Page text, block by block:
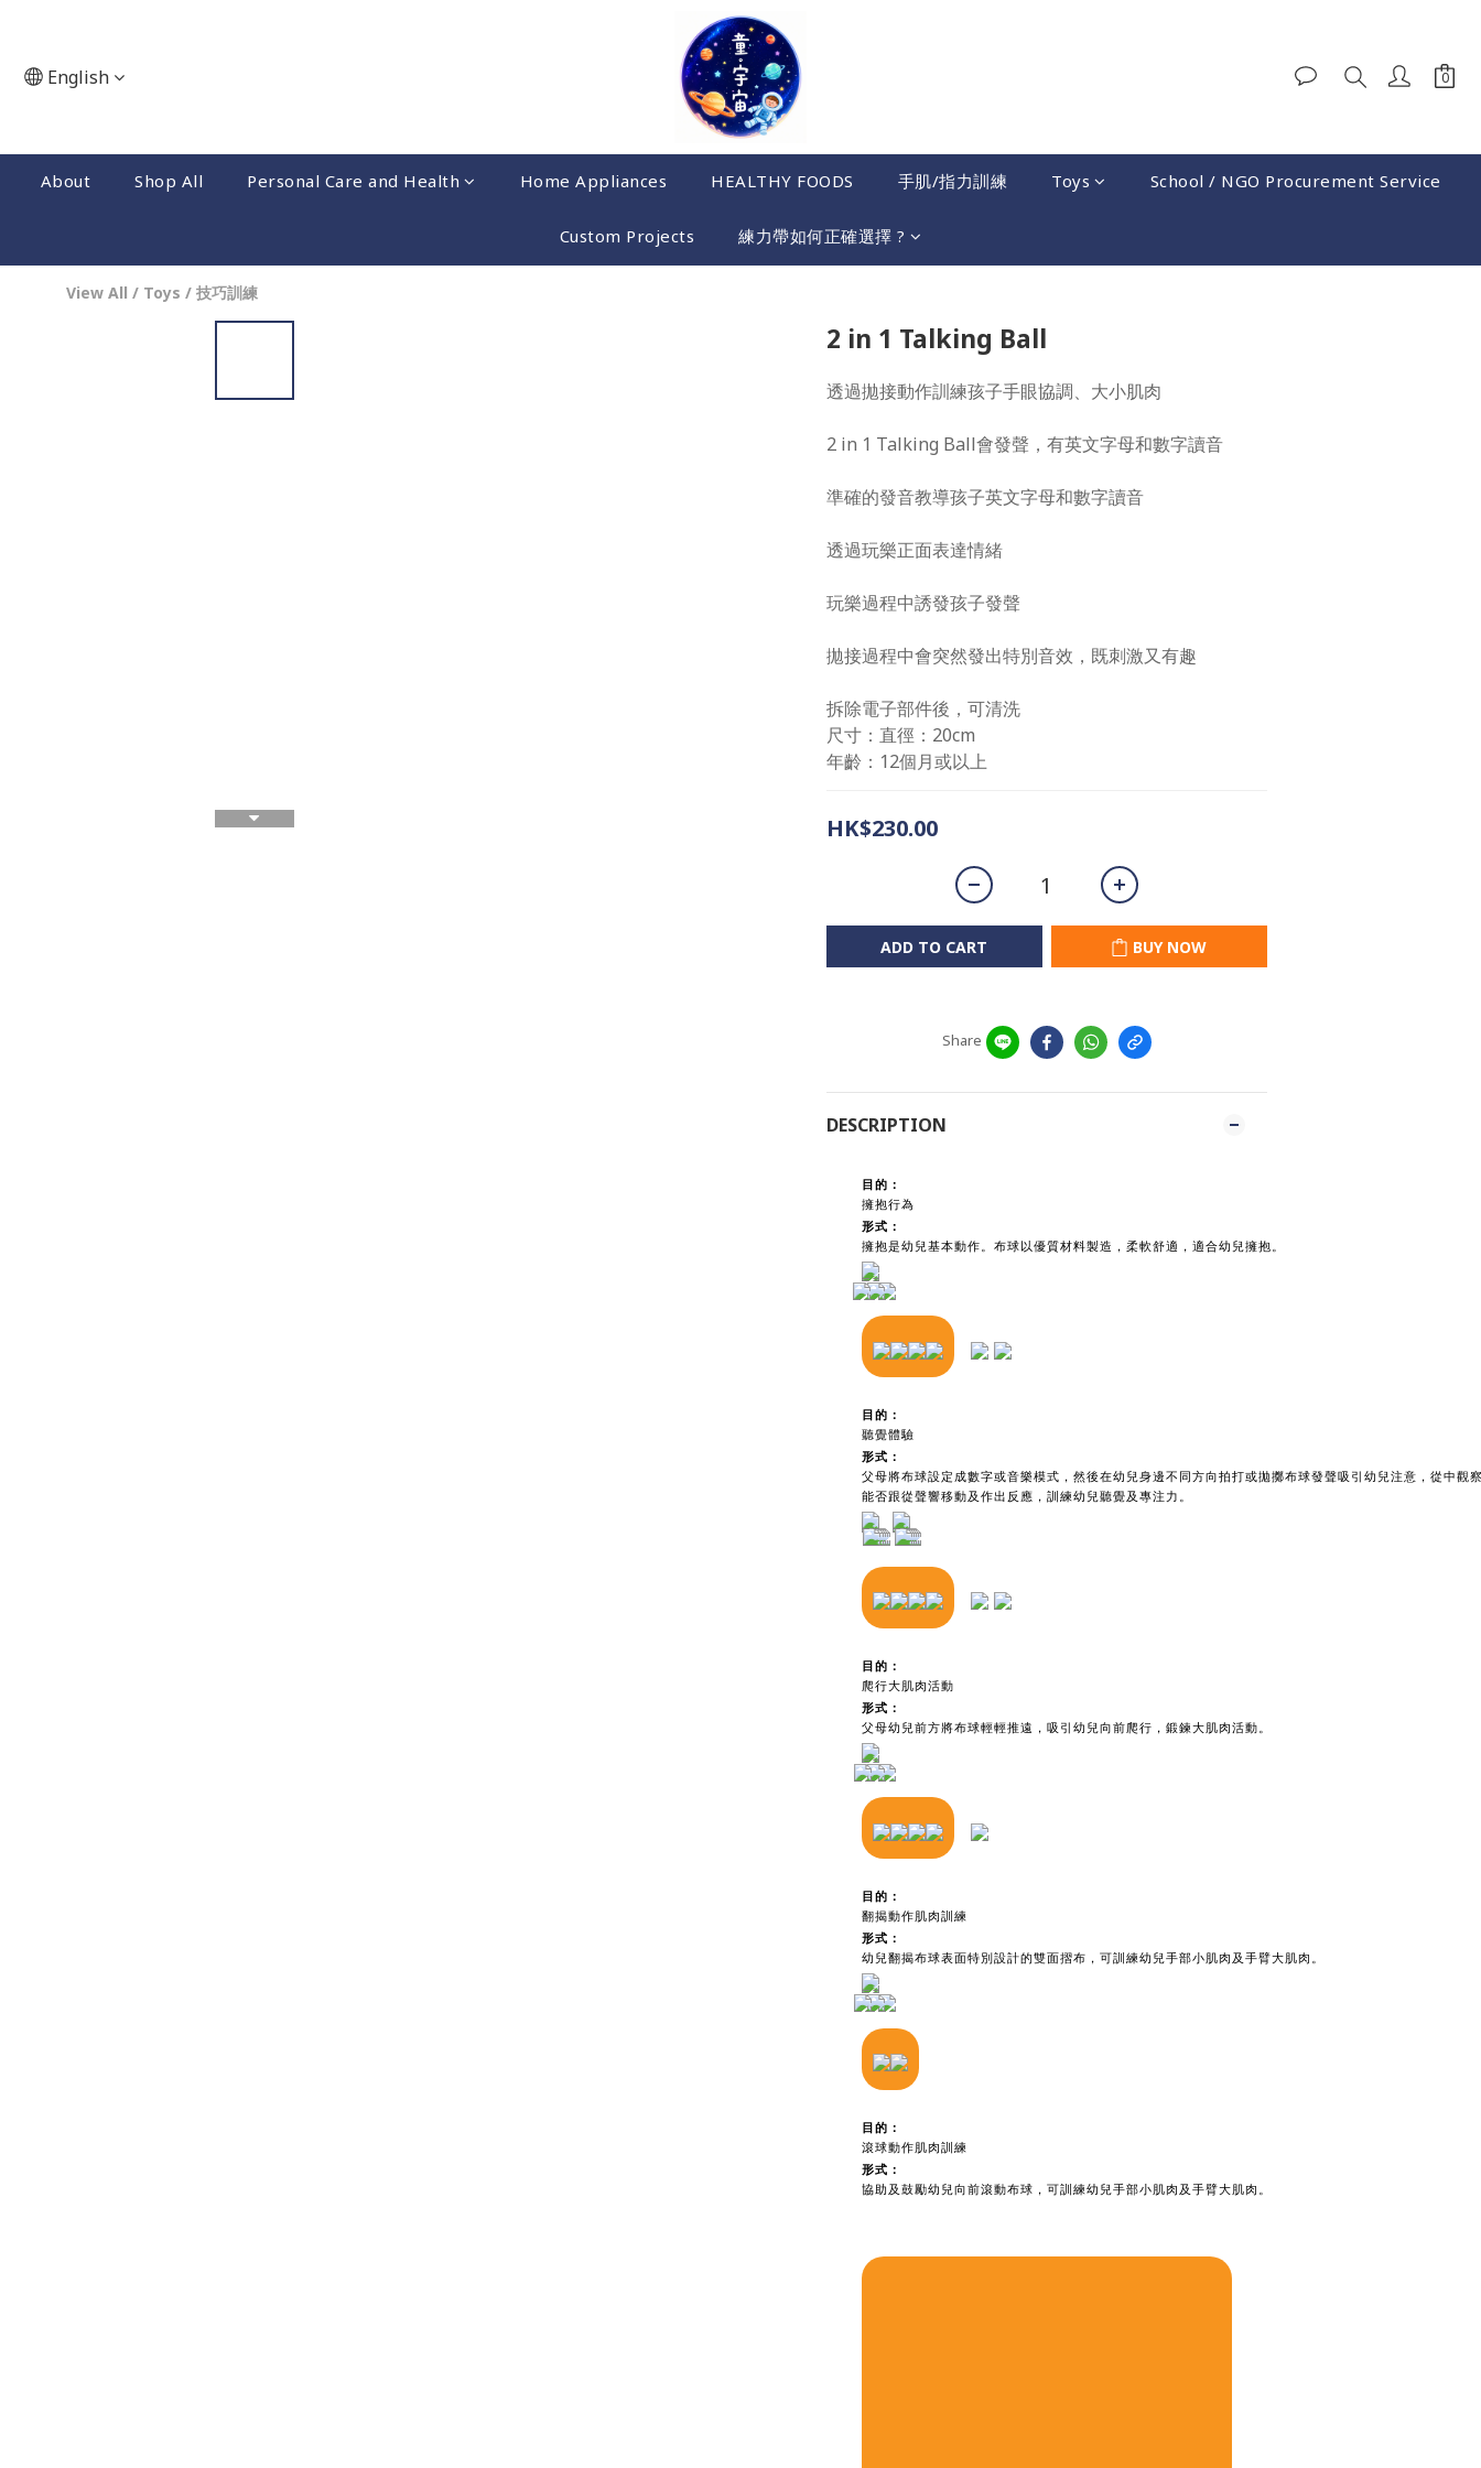
English
About Shop All Personal Care and Health Home Appliances HEALTHY FOODS 手肌/指力訓練 Toys School / NGO Procurement Service
Custom Projects 練力帶如何正確選擇 ?
View All / Toys / 技巧訓練
2 in 1 Talking Ball
透過拋接動作訓練孩子手眼協調、大小肌肉
2 in 1 Talking Ball會發聲，有英文字母和數字讀音
準確的發音教導孩子英文字母和數字讀音
透過玩樂正面表達情緒
玩樂過程中誘發孩子發聲
拋接過程中會突然發出特別音效，既刺激又有趣
拆除電子部件後，可清洗
尺寸：直徑：20cm
年齡：12個月或以上
HK$230.00
ADD TO CART BUY NOW
Share
DESCRIPTION
目的：
擁抱行為
形式：
擁抱是幼兒基本動作。布球以優質材料製造，柔軟舒適，適合幼兒擁抱。
目的：
聽覺體驗
形式：
父母將布球設定成數字或音樂模式，然後在幼兒身邊不同方向拍打或拋擲布球發聲吸引幼兒注意，從中觀
能否跟從聲響移動及作出反應，訓練幼兒聽覺及專注力。
目的：
爬行大肌肉活動
形式：
父母幼兒前方將布球輕輕推遠，吸引幼兒向前爬行，鍛鍊大肌肉活動。
目的：
翻揭動作肌肉訓練
形式：
幼兒翻揭布球表面特別設計的雙面摺布，可訓練幼兒手部小肌肉及手臂大肌肉。
目的：
滾球動作肌肉訓練
形式：
協助及鼓勵幼兒向前滾動布球，可訓練幼兒手部小肌肉及手臂大肌肉。